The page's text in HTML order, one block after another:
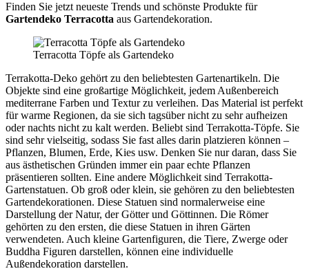
Finden Sie jetzt neueste Trends und schönste Produkte für
Gartendeko Terracotta aus Gartendekoration.
Terracotta Töpfe als Gartendeko
Terrakotta-Deko gehört zu den beliebtesten Gartenartikeln. Die
Objekte sind eine großartige Möglichkeit, jedem Außenbereich
mediterrane Farben und Textur zu verleihen. Das Material ist perfekt
für warme Regionen, da sie sich tagsüber nicht zu sehr aufheizen
oder nachts nicht zu kalt werden. Beliebt sind Terrakotta-Töpfe. Sie
sind sehr vielseitig, sodass Sie fast alles darin platzieren können –
Pflanzen, Blumen, Erde, Kies usw. Denken Sie nur daran, dass Sie
aus ästhetischen Gründen immer ein paar echte Pflanzen
präsentieren sollten. Eine andere Möglichkeit sind Terrakotta-
Gartenstatuen. Ob groß oder klein, sie gehören zu den beliebtesten
Gartendekorationen. Diese Statuen sind normalerweise eine
Darstellung der Natur, der Götter und Göttinnen. Die Römer
gehörten zu den ersten, die diese Statuen in ihren Gärten
verwendeten. Auch kleine Gartenfiguren, die Tiere, Zwerge oder
Buddha Figuren darstellen, können eine individuelle
Außendekoration darstellen.